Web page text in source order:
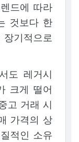
드에 따라
것보다 한
기적으로
도 레거시
크게 떨어
고 거래 시
가격의 상
적인 소유